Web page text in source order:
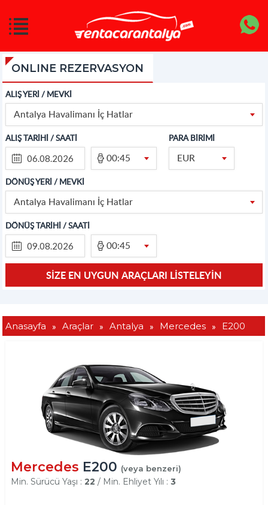
ONLINE REZERVASYON
ALIŞ YERİ / MEVKİ
Antalya Havalimanı İç Hatlar
ALIŞ TARİHİ / SAATİ
00:45
PARA BİRİMİ
EUR
DÖNÜŞ YERİ / MEVKİ
Antalya Havalimanı İç Hatlar
DÖNÜŞ TARİHİ / SAATİ
00:45
Anasayfa » Araçlar » Antalya » Mercedes » E200
Mercedes E200 (veya benzeri)
Min. Sürücü Yaşı : 22 / Min. Ehliyet Yılı : 3